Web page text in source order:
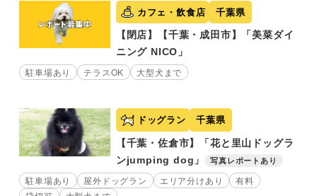
カフェ・飲食店 千葉県
【閉店】【千葉・成田市】「美菜ダイ
ニング NICO」
駐車場あり テラスOK 大型犬まで
ドッグラン 千葉県
【千葉・佐倉市】「花と里山ドッグラ
ンjumping dog」
写真レポートあり
駐車場あり 屋外ドッグラン エリア分けあり
有料